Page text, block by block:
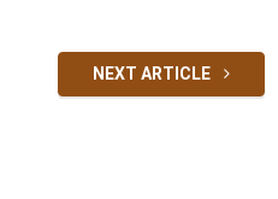
NEXT ARTICLE